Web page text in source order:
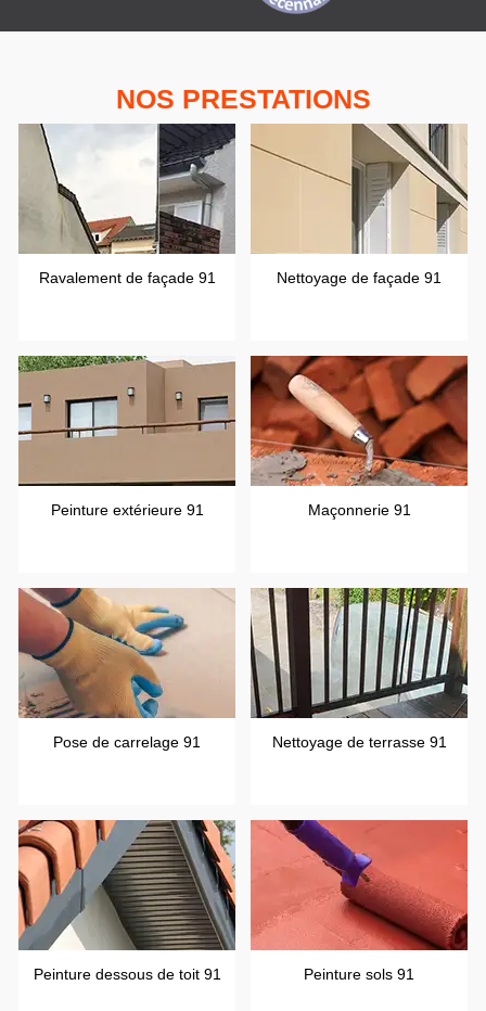
NOS PRESTATIONS
Ravalement de façade 91 Nettoyage de façade 91
Peinture extérieure 91 Maçonnerie 91
Pose de carrelage 91 Nettoyage de terrasse 91
Peinture dessous de toit 91 Peinture sols 91